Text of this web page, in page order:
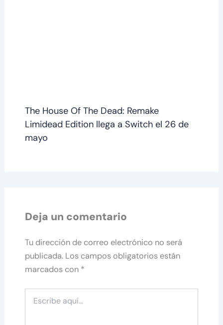
The House Of The Dead: Remake
Limidead Edition llega a Switch el 26 de
mayo
Deja un comentario
Tu dirección de correo electrónico no será
publicada. Los campos obligatorios están
marcados con *
aquí...